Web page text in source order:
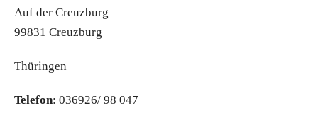
Auf der Creuzburg
99831 Creuzburg
Thüringen
Telefon: 036926/ 98 047